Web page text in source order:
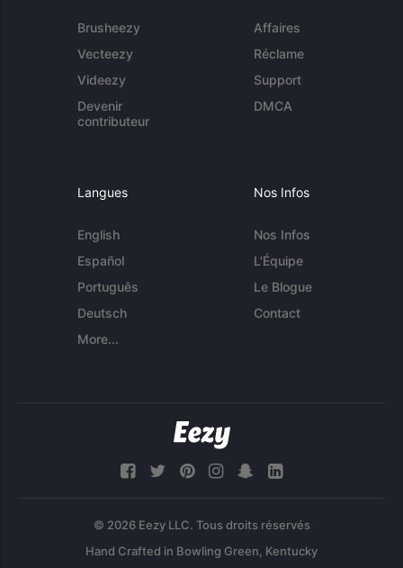
Brusheezy
Vecteezy
Videezy
Devenir
contributeur
Affaires
Réclame
Support
DMCA
Langues
English
Español
Português
Deutsch
More...
Nos Infos
Nos Infos
L'Équipe
Le Blogue
Contact
© 2026 Eezy LLC. Tous droits réservés